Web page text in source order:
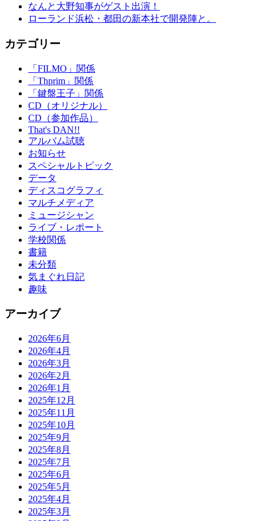
なんと大野知事がゲスト出演！
ローランド浜松・都田の新本社で開発陣と。
カテゴリー
「FILMO」関係
「Thprim」関係
「鍵盤王子」関係
CD（オリジナル）
CD（参加作品）
That's DAN!!
アルバム試聴
お知らせ
スペシャルトピック
データ
ディスコグラフィ
マルチメディア
ミュージシャン
ライブ・レポート
学校関係
書籍
未分類
気まぐれ日記
趣味
アーカイブ
2026年6月
2026年4月
2026年3月
2026年2月
2026年1月
2025年12月
2025年11月
2025年10月
2025年9月
2025年8月
2025年7月
2025年6月
2025年5月
2025年4月
2025年3月